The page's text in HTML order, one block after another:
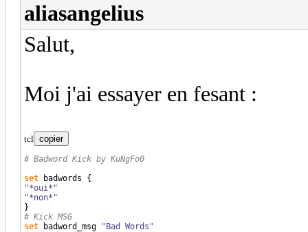
aliasangelius
Salut,
Moi j'ai essayer en fesant :
tcl copier
# Badword Kick by KuNgFo0
set badwords {
"*oui*"
"*non*"
}
# Kick MSG
set badword_msg
"Bad Words"